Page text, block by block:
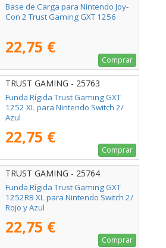
Base de Carga para Nintendo Joy-
Con 2 Trust Gaming GXT 1256
22,75 €
Comprar
TRUST GAMING - 25763
Funda Rígida Trust Gaming GXT
1252 XL para Nintendo Switch 2/
Azul
22,75 €
Comprar
TRUST GAMING - 25764
Funda Rígida Trust Gaming GXT
1252RB XL para Nintendo Switch 2/
Rojo y Azul
22,75 €
Comprar